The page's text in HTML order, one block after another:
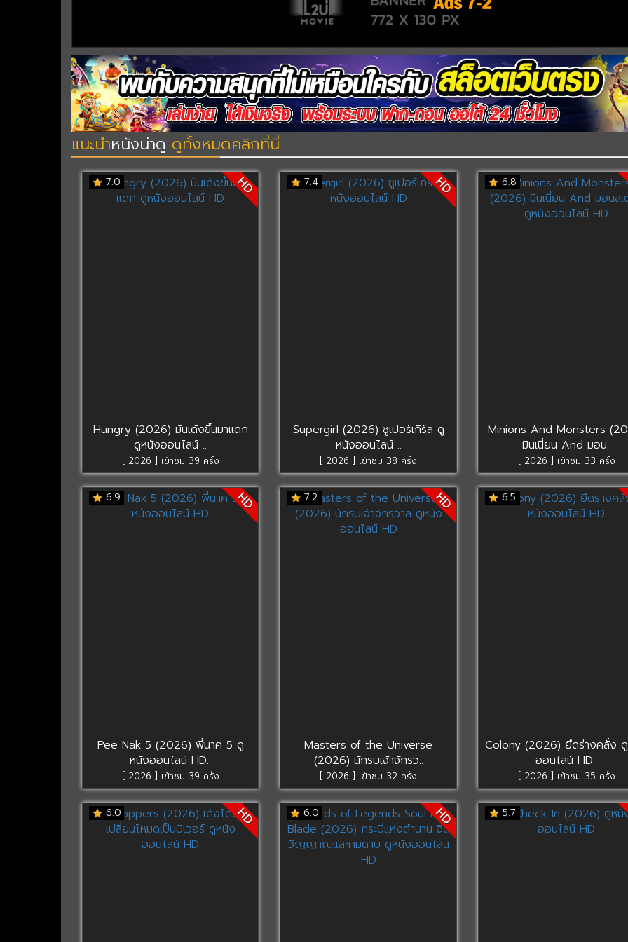
แนะนำหนังน่าดู ดูทั้งหมดคลิกที่นี่
7.0 HD
Hungry (2026) มันเด้งขึ้นมาแดก
ดูหนังออนไลน์ ..
[ 2026 ] เข้าชม 39 ครั้ง
7.4 HD
Supergirl (2026) ซูเปอร์เกิร์ล ดู
หนังออนไลน์ ..
[ 2026 ] เข้าชม 38 ครั้ง
6.8
Minions And Monsters
มินเนี่ยน And มอน..
[ 2026 ] เข้าชม 33 ครั้ง
6.9 HD
Pee Nak 5 (2026) พี่นาค 5 ดู
หนังออนไลน์ HD..
[ 2026 ] เข้าชม 39 ครั้ง
7.2 HD
Masters of the Universe
(2026) นักรบเจ้าจักรว..
[ 2026 ] เข้าชม 32 ครั้ง
6.5
Colony (2026) ยึดร่างคลั่ง
ออนไลน์ HD..
[ 2026 ] เข้าชม 35 ครั้ง
6.0 HD 6.0 HD 5.7